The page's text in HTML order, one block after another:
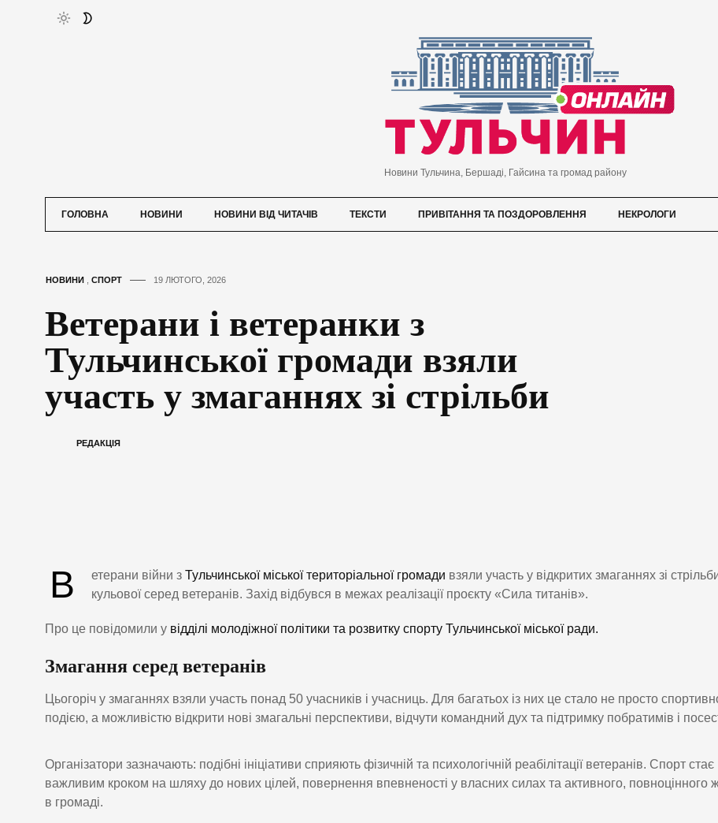
Новини Тульчина, Бершаді, Гайсина та громад району
ГОЛОВНА НОВИНИ НОВИНИ ВІД ЧИТАЧІВ ТЕКСТИ ПРИВІТАННЯ ТА ПОЗДОРОВЛЕННЯ НЕКРОЛОГИ
НОВИНИ СПОРТ 19 ЛЮТОГО, 2026
Ветерани і ветеранки з
Тульчинської громади взяли
участь у змаганнях зі стрільби
РЕДАКЦІЯ
В етерани війни з Тульчинської міської територіальної громади взяли участь у відкритих змаганнях зі
кульової серед ветеранів. Захід відбувся в межах реалізації проєкту «Сила титанів».
Про це повідомили у відділі молодіжної політики та розвитку спорту Тульчинської міської ради.
Змагання серед ветеранів
Цьогоріч у змаганнях взяли участь понад 50 учасників і учасниць. Для багатьох із них це стало не просто
подією, а можливістю відкрити нові змагальні перспективи, відчути командний дух та підтримку побратимів і
Організатори зазначають: подібні ініціативи сприяють фізичній та психологічній реабілітації ветеранів. Спорт стає
важливим кроком на шляху до нових цілей, повернення впевненості у власних силах та активного, повноцінного
в громаді.